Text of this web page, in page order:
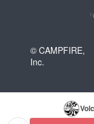
© CAMPFIRE,
Inc.